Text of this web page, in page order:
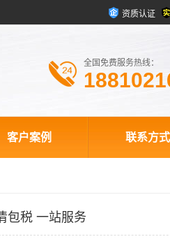
资质认证
全国免费服务热线：
客户案例 联系方式
包税 一站服务